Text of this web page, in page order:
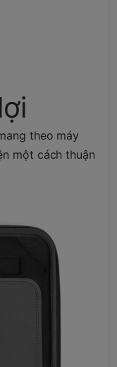
theo máy
một cách thuận